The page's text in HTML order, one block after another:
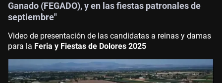
Ganado (FEGADO), y en las fiestas patronales de
septiembre"
Video de presentación de las candidatas a reinas y damas
para la Feria y Fiestas de Dolores 2025